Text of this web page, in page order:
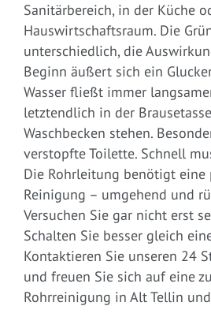
Sanitärbereich, in der Küche
Hauswirtschaftsraum. Die
unterschiedlich, die
Beginn äußert sich ein
Wasser fließt immer
letztendlich in der
Waschbecken stehen.
verstopfte Toilette. Schnell
Die Rohrleitung benötigt eine
Reinigung – umgehend und
Versuchen Sie gar nicht erst
Schalten Sie besser gleich
Kontaktieren Sie unseren 24
und freuen Sie sich auf eine
Rohrreinigung in Alt Tellin